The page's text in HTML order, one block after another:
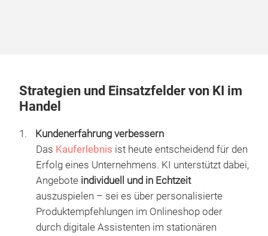
Strategien und Einsatzfelder von KI im
Handel
Kundenerfahrung verbessern
Das Kauferlebnis ist heute entscheidend für den
Erfolg eines Unternehmens. KI unterstützt dabei,
Angebote individuell und in Echtzeit
auszuspielen – sei es über personalisierte
Produktempfehlungen im Onlineshop oder
durch digitale Assistenten im stationären